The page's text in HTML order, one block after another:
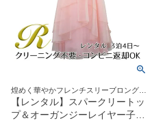
煌めく華やかフレンチスリーブロングド
レス
【レンタル】スパークリートッ
プ＆オーガンジーレイヤー子供